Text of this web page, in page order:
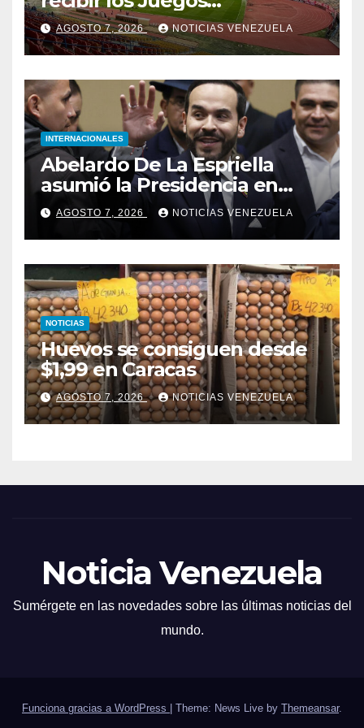
Centroamericanos y del
Caribe tras mas de 70 años
AGOSTO 7, 2026 NOTICIAS VENEZUELA
INTERNACIONALES
Abelardo De La Espriella
asumió la Presidencia en
medio de una polarización
AGOSTO 7, 2026 NOTICIAS VENEZUELA
NOTICIAS
Huevos se consiguen desde
$1,99 en Caracas
AGOSTO 7, 2026 NOTICIAS VENEZUELA
Noticia Venezuela
Sumérgete en las novedades sobre las últimas noticias del
mundo.
Funciona gracias a WordPress Theme: News Live by Themeansar.